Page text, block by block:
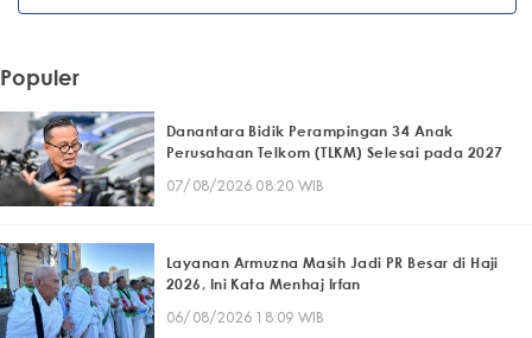
Populer
Danantara Bidik Perampingan 34 Anak
Perusahaan Telkom (TLKM) Selesai pada 2027
07/08/2026 08:20 WIB
Layanan Armuzna Masih Jadi PR Besar di Haji
2026, Ini Kata Menhaj Irfan
06/08/2026 18:09 WIB